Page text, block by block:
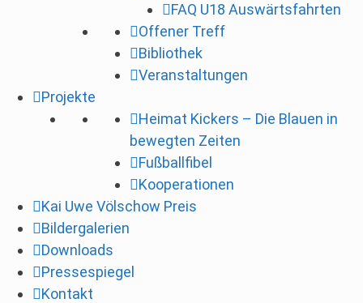
FAQ U18 Auswärtsfahrten
Offener Treff
Bibliothek
Veranstaltungen
Projekte
Heimat Kickers – Die Blauen in
bewegten Zeiten
Fußballfibel
Kooperationen
Kai Uwe Völschow Preis
Bildergalerien
Downloads
Pressespiegel
Kontakt